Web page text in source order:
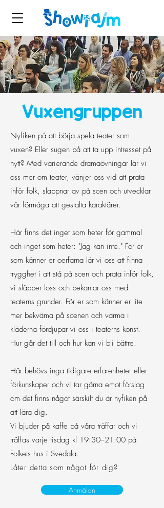
Vuxengruppen
Nyfiken på att börja spela teater som
vuxen? Eller sugen på att ta upp intresset på
nytt? Med varierande dramaövningar lär vi
oss mer om teater, vänjer oss vid att prata
inför folk, slappnar av på scen och utvecklar
vår förmåga att gestalta karaktärer.
Här finns det inget som heter för gammal
och inget som heter: "Jag kan inte." För er
som känner er oerfarna lär vi oss att finna
trygghet i att stå på scen och prata inför folk,
vi släpper loss och bekantar oss med
teaterns grunder. För er som känner er lite
mer bekväma på scenen och varma i
kläderna fördjupar vi oss i teaterns konst.
Hur går det till och hur kan vi bli bättre.
Här behövs inga tidigare erfarenheter eller
förkunskaper och vi tar gärna emot förslag
om det finns något särskilt du är nyfiken på
att lära dig.
Vi bjuder på kaffe på våra träffar och vi
träffas varje tisdag kl 19:30–21:00 på
Folkets hus i Svedala.
Låter detta som något för dig?
Anmälan